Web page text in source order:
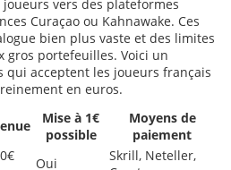
vers des plateformes
Curaçao ou Kahnawake. Ces
bien plus vaste et des limites
gros portefeuilles. Voici un
acceptent les joueurs français
en euros.
Mise à 1€
possible
Moyens de
paiement
Oui
Skrill, Neteller,